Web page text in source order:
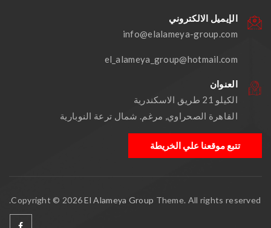
الإيميل الالكتروني
info@elalameya-group.com
el_alameya_group@hotmail.com
العنوان
الكيلو 21 طريق الاسكندرية
القاهرة الصحراوي, مرغم. شمال ترعة النوبارية
تتبع موقعنا علي الخريطة
Copyright © 2026El Alameya Group Theme. All rights reserved.